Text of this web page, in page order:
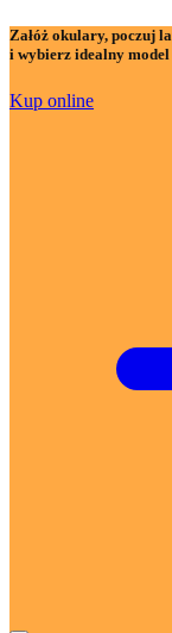
Załóż okulary, poczuj
i wybierz idealny model
Kup online